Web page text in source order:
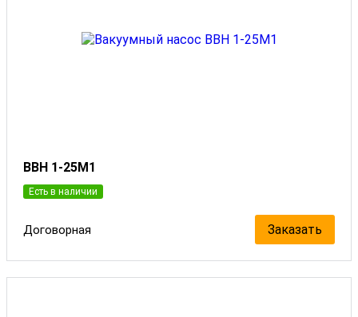
ВВН 1-25М1
Есть в наличии
Договорная Заказать